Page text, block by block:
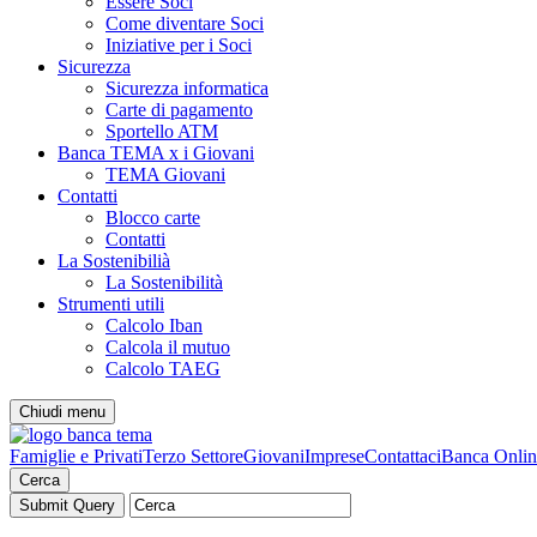
Come diventare Soci
Iniziative per i Soci
Sicurezza
Sicurezza informatica
Carte di pagamento
Sportello ATM
Banca TEMA x i Giovani
TEMA Giovani
Contatti
Blocco carte
Contatti
La Sostenibilià
La Sostenibilità
Strumenti utili
Calcolo Iban
Calcola il mutuo
Calcolo TAEG
Chiudi menu
Famiglie e PrivatiTerzo SettoreGiovaniImpreseContattaciBanca
Cerca